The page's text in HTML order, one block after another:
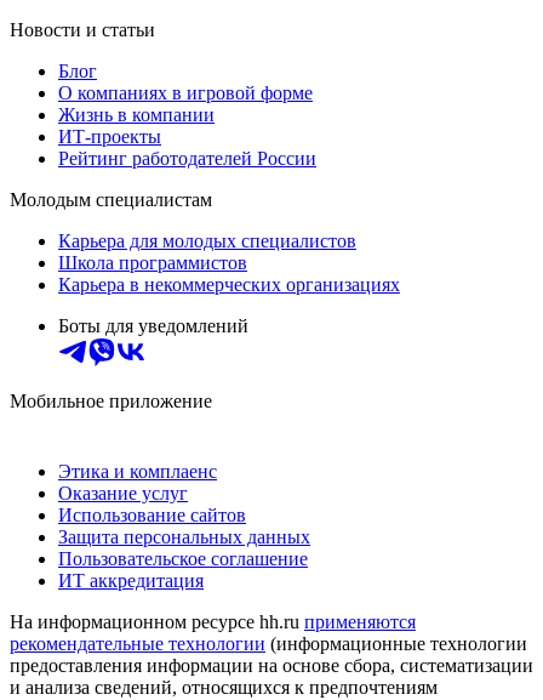
Новости и статьи
Блог
О компаниях в игровой форме
Жизнь в компании
ИТ-проекты
Рейтинг работодателей России
Молодым специалистам
Карьера для молодых специалистов
Школа программистов
Карьера в некоммерческих организациях
Боты для уведомлений
Мобильное приложение
Этика и комплаенс
Оказание услуг
Использование сайтов
Защита персональных данных
Пользовательское соглашение
ИТ аккредитация
На информационном ресурсе hh.ru применяются
рекомендательные технологии (информационные технологии
предоставления информации на основе сбора, систематизации
и анализа сведений, относящихся к предпочтениям